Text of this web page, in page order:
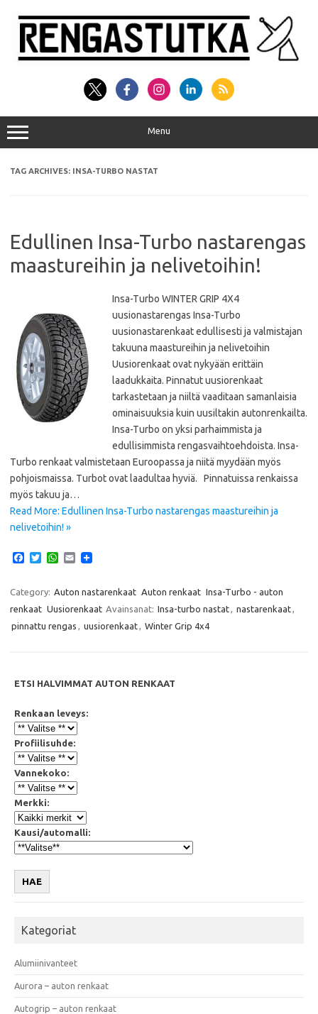
content
Menu
TAG ARCHIVES: INSA-TURBO NASTAT
Edullinen Insa-Turbo nastarengas
maastureihin ja nelivetoihin!
Insa-Turbo WINTER GRIP 4X4
uusionastarengas Insa-Turbo
uusionastarenkaat edullisesti ja valmistajan
takuuna maastureihin ja nelivetoihin
Uusiorenkaat ovat nykyään erittäin
laadukkaita. Pinnatut uusiorenkaat
tarkastetaan ja niiltä vaaditaan samanlaisia
ominaisuuksia kuin uusiltakin autonrenkailta.
Insa-Turbo on yksi parhaimmista ja
edullisimmista rengasvaihtoehdoista. Insa-
Turbo renkaat valmistetaan Euroopassa ja niitä myydään myös
pohjoismaissa. Turbot ovat laadultaa hyviä. Pinnatuissa renkaissa
myös takuu ja…
Read More: Edullinen Insa-Turbo nastarengas maastureihin ja
nelivetoihin! »
e
b
o
o
T
t
e
r
W
t
s
A
p
E
i
Category: Auton nastarenkaat Auton renkaat Insa-Turbo - auton
renkaat Uusiorenkaat Avainsanat: Insa-turbo nastat nastarenkaat
pinnattu rengas
uusiorenkaat Winter Grip 4x4
ETSI HALVIMMAT AUTON RENKAAT
Renkaan leveys:
Profiilisuhde:
Vannekoko:
Merkki:
Kausi/automalli:
HAE
Kategoriat
Alumiinivanteet
Aurora – auton renkaat
Autogrip – auton renkaat